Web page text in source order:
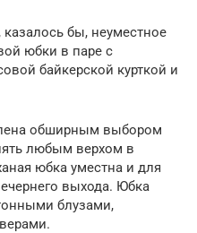
бы, неуместное
юбки в паре с
байкерской курткой и
обширным выбором
любым верхом в
юбка уместна и для
выхода. Юбка
блузами,